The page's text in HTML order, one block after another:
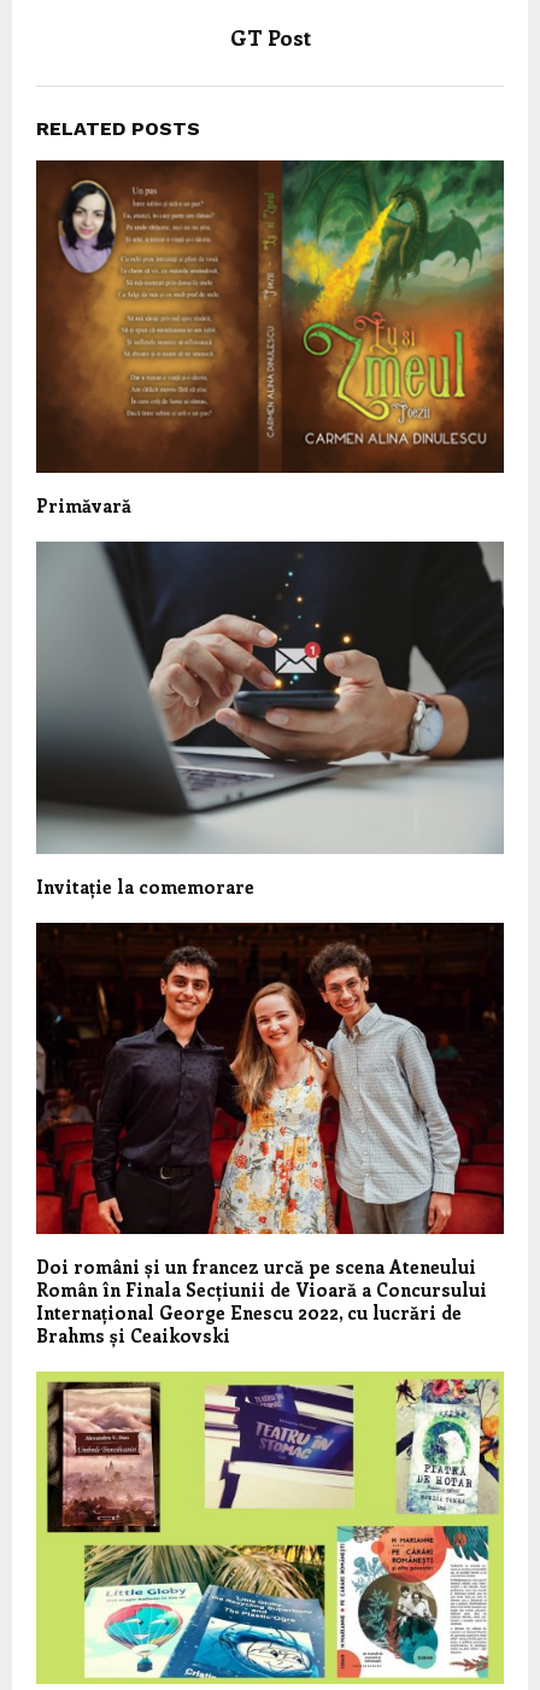
GT Post
RELATED POSTS
Primăvară
Invitație la comemorare
Doi români și un francez urcă pe scena Ateneului
Român în Finala Secțiunii de Vioară a Concursului
Internațional George Enescu 2022, cu lucrări de
Brahms și Ceaikovski